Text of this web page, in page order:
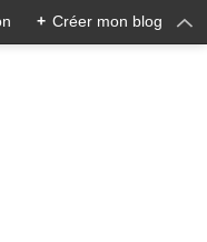
+ Créer mon blog